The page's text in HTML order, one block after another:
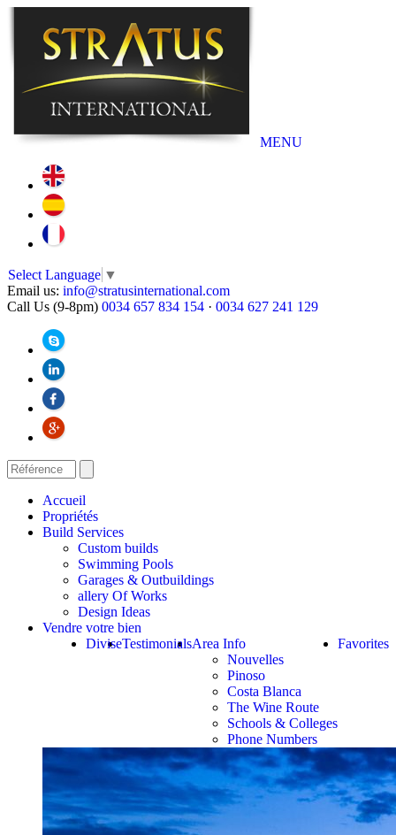
MENU
Select Language ▼
Email us: info@stratusinternational.com
Call Us (9-8pm) 0034 657 834 154 · 0034 627 241 129
Accueil
Propriétés
Build Services
Custom builds
Swimming Pools
Garages & Outbuildings
allery Of Works
Design Ideas
Vendre votre bien
Favorites
Area Info
Nouvelles
Pinoso
Costa Blanca
The Wine Route
Schools & Colleges
Phone Numbers
Testimonials
Divise